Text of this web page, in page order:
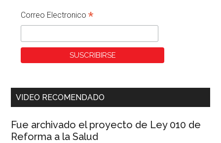
Correo Electronico*
VIDEO RECOMENDADO
Fue archivado el proyecto de Ley 010 de
Reforma a la Salud